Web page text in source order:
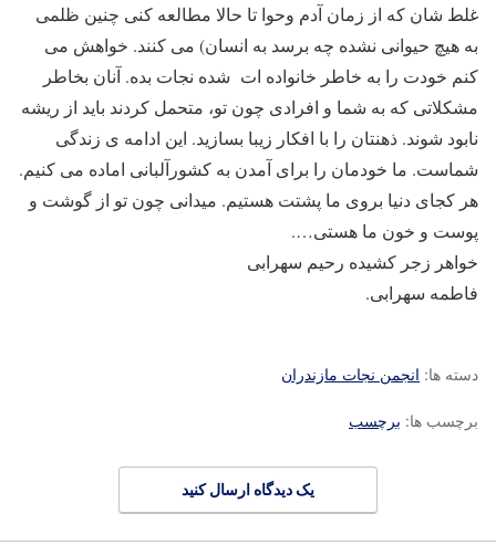
غلط شان که از زمان آدم وحوا تا حالا مطالعه کنی چنین ظلمی
به هیچ حیوانی نشده چه برسد به انسان) می کنند. خواهش می
کنم خودت را به خاطر خانواده ات شده نجات بده. آنان بخاطر
مشکلاتی که به شما و افرادی چون تو، متحمل کردند باید از ریشه
نابود شوند. ذهنتان را با افکار زیبا بسازید. این ادامه ی زندگی
شماست. ما خودمان را برای آمدن به کشورآلبانی اماده می کنیم.
هر کجای دنیا بروی ما پشتت هستیم. میدانی چون تو از گوشت و
پوست و خون ما هستی….
خواهر زجر کشیده رحیم سهرابی
فاطمه سهرابی.
دسته ها: انجمن نجات مازندران
برچسب ها: برچسب
یک دیدگاه ارسال کنید